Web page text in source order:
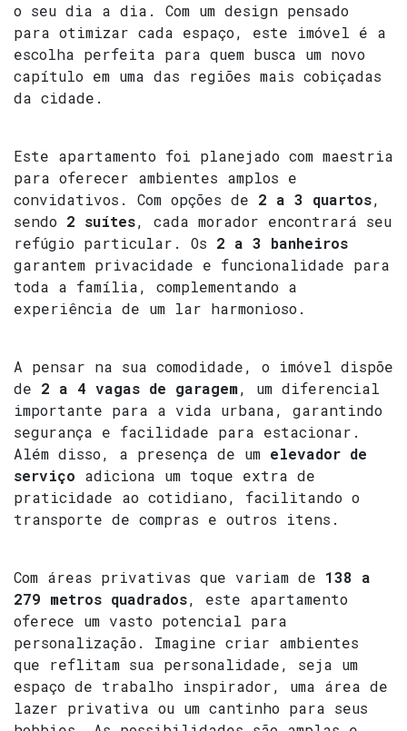
o seu dia a dia. Com um design pensado
para otimizar cada espaço, este imóvel é a
escolha perfeita para quem busca um novo
capítulo em uma das regiões mais cobiçadas
da cidade.
Este apartamento foi planejado com maestria
para oferecer ambientes amplos e
convidativos. Com opções de 2 a 3 quartos,
sendo 2 suítes, cada morador encontrará seu
refúgio particular. Os 2 a 3 banheiros
garantem privacidade e funcionalidade para
toda a família, complementando a
experiência de um lar harmonioso.
A pensar na sua comodidade, o imóvel dispõe
de 2 a 4 vagas de garagem, um diferencial
importante para a vida urbana, garantindo
segurança e facilidade para estacionar.
Além disso, a presença de um elevador de
serviço adiciona um toque extra de
praticidade ao cotidiano, facilitando o
transporte de compras e outros itens.
Com áreas privativas que variam de 138 a
279 metros quadrados, este apartamento
oferece um vasto potencial para
personalização. Imagine criar ambientes
que reflitam sua personalidade, seja um
espaço de trabalho inspirador, uma área de
lazer privativa ou um cantinho para seus